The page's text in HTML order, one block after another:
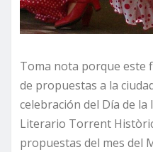
Toma nota porque este
de propuestas a la
celebración del Día de la
Literario Torrent
propuestas del mes del